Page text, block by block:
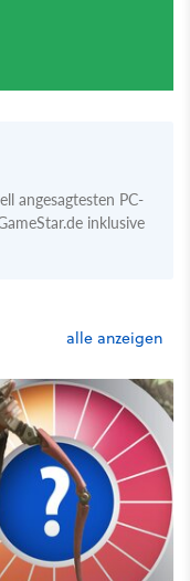
angesagtesten PC-
inklusive
alle anzeigen